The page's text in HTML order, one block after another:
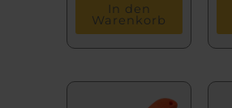
In den
Warenkorb